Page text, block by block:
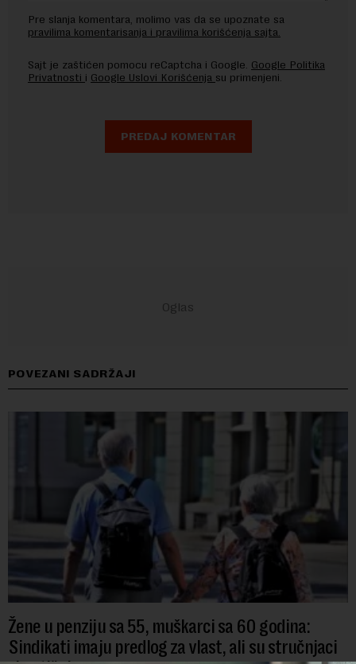
Pre slanja komentara, molimo vas da se upoznate sa
pravilima komentarisanja i pravilima korišćenja sajta.
Sajt je zaštićen pomocu reCaptcha i Google. Google Politika
Privatnosti i Google Uslovi Korišćenja su primenjeni.
POVEZANI SADRŽAJI
Žene u penziju sa 55, muškarci sa 60 godina:
Sindikati imaju predlog za vlast, ali su stručnjaci